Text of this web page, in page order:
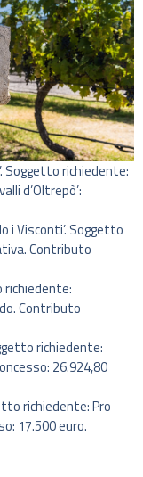
Soggetto richiedente:
d’Oltrepò’:
i Visconti’. Soggetto
Contributo
richiedente:
Contributo
richiedente:
26.924,80
richiedente: Pro
17.500 euro.